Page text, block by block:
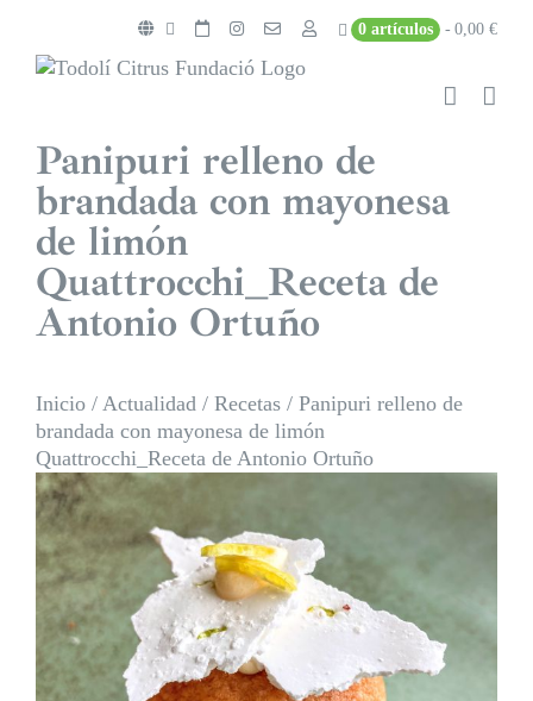
contenido
0 artículos 0,00 €
Panipuri relleno de
brandada con mayonesa
de limón
Quattrocchi_Receta de
Antonio Ortuño
Inicio / Actualidad / Recetas / Panipuri relleno de
brandada con mayonesa de limón
Quattrocchi_Receta de Antonio Ortuño